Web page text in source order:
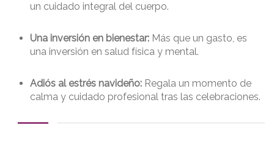
un cuidado integral del cuerpo.
Una inversión en bienestar: Más que un gasto, es
una inversión en salud física y mental.
Adiós al estrés navideño: Regala un momento de
calma y cuidado profesional tras las celebraciones.